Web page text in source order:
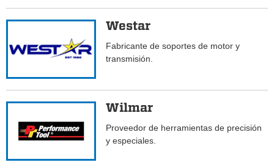
Westar
Fabricante de soportes de motor y
transmisión.
Wilmar
Proveedor de herramientas de precisión
y especiales.